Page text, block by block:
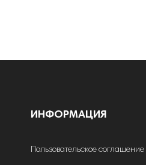
ИНФОРМАЦИЯ
Пользовательское соглашение